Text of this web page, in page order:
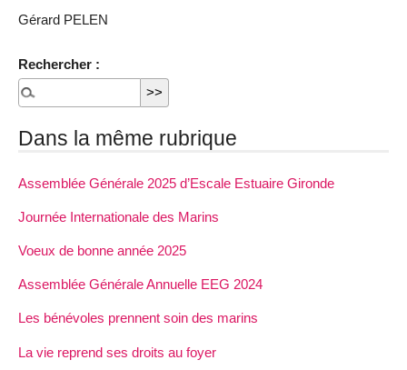
Gérard PELEN
Rechercher :
Dans la même rubrique
Assemblée Générale 2025 d’Escale Estuaire Gironde
Journée Internationale des Marins
Voeux de bonne année 2025
Assemblée Générale Annuelle EEG 2024
Les bénévoles prennent soin des marins
La vie reprend ses droits au foyer